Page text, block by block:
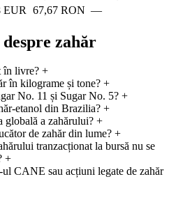
EUR 67,67 RON —
zahăr
în livre? +
în kilograme și tone? +
No. 11 și Sugar No. 5? +
etanol din Brazilia? +
globală a zahărului? +
de zahăr din lume? +
tranzacționat la bursă nu se
+
CANE sau acțiuni legate de zahăr